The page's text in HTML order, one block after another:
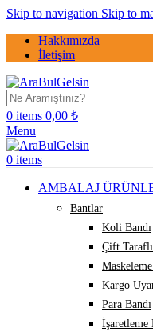
Skip to navigation Skip to
Hakkımızda
İletişim
0 items 0,00 ₺
Menu
0 items
AMBALAJ
Bantlar
Koli Bandı
Çift
Kargo
Para Bandı
İşaretleme